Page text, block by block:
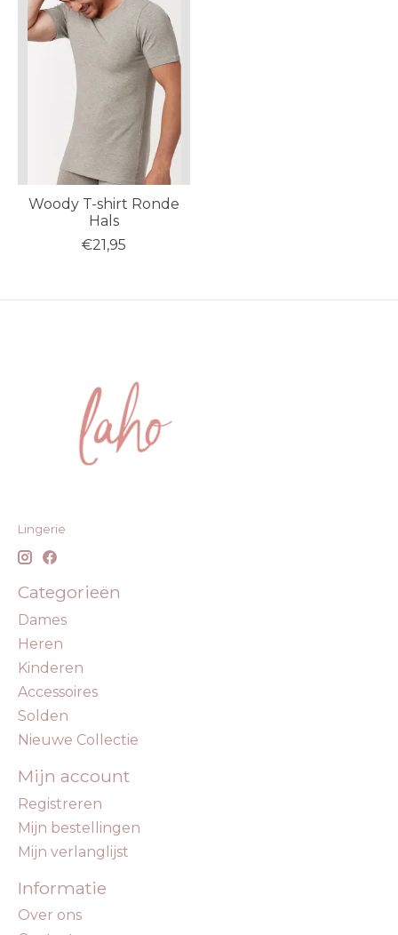
Woody T-shirt Ronde
Hals
€21,95
Lingerie
Categorieën
Dames
Heren
Kinderen
Accessoires
Solden
Nieuwe Collectie
Mijn account
Registreren
Mijn bestellingen
Mijn verlanglijst
Informatie
Over ons